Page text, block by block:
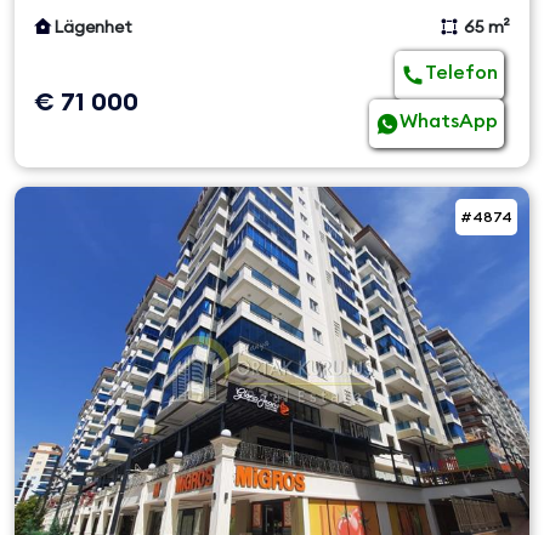
Lägenhet
65 m²
€ 71 000
Telefon
WhatsApp
#4874